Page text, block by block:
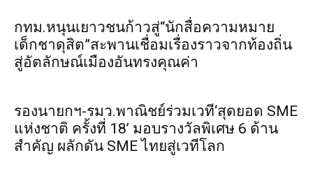
กทม.หนุนเยาวชนก้าวสู่“นักสื่อความหมาย
เด็กชาดุสิต”สะพานเชื่อมเรื่องราวจากท้องถิ่น
สู่อัตลักษณ์เมืองอันทรงคุณค่า
รองนายกฯ-รมว.พาณิชย์ร่วมเวที‘สุดยอด SME
แห่งชาติ ครั้งที่ 18’ มอบรางวัลพิเศษ 6 ด้าน
สำคัญ ผลักดัน SME ไทยสู่เวทีโลก